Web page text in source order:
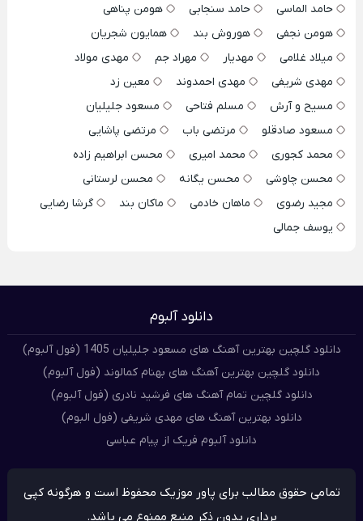
حامد الماسی
حامد سنجابی
هومن پناهی
هومن نجفی
هوروش بند
همایون شجریان
میلاد غلامی
مهدیار مهراد جم
مهدی مولاد
مهدی شریفی
مهدی احمدوند
معین زد
مسیح و آرش
مسلم فتاحی
مسعود جلیلیان
مسعود صادقلو
مرتضی باب
مرتضی پاشایی
محمد کجوری
محمد امیری
محسن ابراهیم زاده
محسن چاوشی
محسن یگانه
محسن لرستانی
مجید رضوی
ماهان خادمی ماکان بند
گرشا رضایی
یوسف جمالی
دانلود آلبوم
دانلود گلچین بهترین آهنگ های مسعود جلیلیان 1405 (فول آلبوم)
دانلود گلچین بهترین آهنگ های بهنام کمالوند (فول آلبوم)
دانلود گلچین تمام آهنگ های فرشید نادری (فول آلبوم)
دانلود بهترین آهنگ های مهدی شریفی (فول البوم)
دانلود آلبوم فریک از پیام عباسی
تمامی حقوق مطالب برای پاور موزیک محفوظ است و هرگونه کپی
برداری بدون ذکر منبع ممنوع می باشد.